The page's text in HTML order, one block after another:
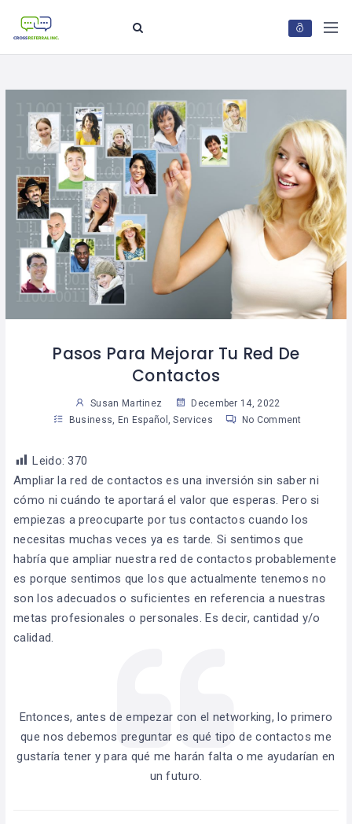
Pasos Para Mejorar Tu Red De
Contactos
Susan Martinez
December 14, 2022
Business
En Español ,Services No Comment
Leido: 370
Ampliar la red de contactos es una inversión sin saber ni
cómo ni cuándo te aportará el valor que esperas. Pero si
empiezas a preocuparte por tus contactos cuando los
necesitas muchas veces ya es tarde. Si sentimos que
habría que ampliar nuestra red de contactos probablemente
es porque sentimos que los que actualmente tenemos no
son los adecuados o suficientes en referencia a nuestras
metas profesionales o personales. Es decir, cantidad y/o
calidad.
Entonces, antes de empezar con el networking, lo primero
que nos debemos preguntar es qué tipo de contactos me
gustaría tener y para qué me harán falta o me ayudarían en
un futuro.